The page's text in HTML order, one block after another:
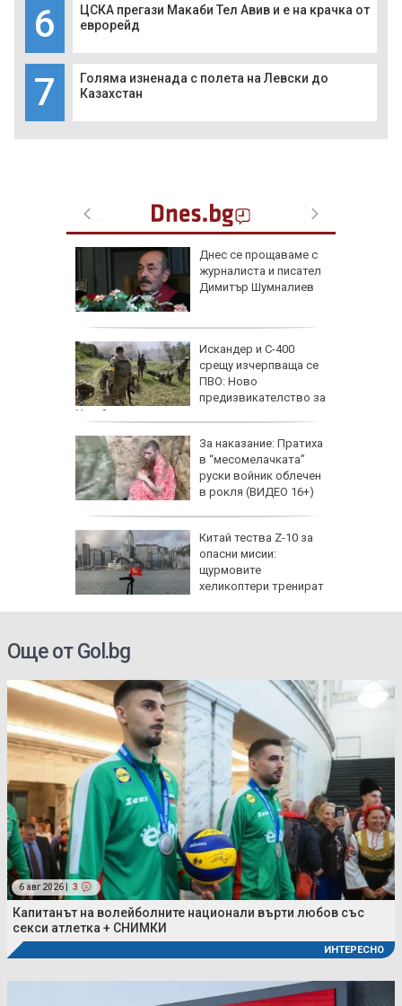
6
ЦСКА прегази Макаби Тел Авив и е на крачка от
еврорейд
7
Голяма изненада с полета на Левски до
Казахстан
Днес се прощаваме с
журналиста и писател
Димитър Шумналиев
Искандер и С-400
срещу изчерпваща се
ПВО: Ново
предизвикателство за
Украйна
За наказание: Пратиха
в “месомелачката”
руски войник облечен
в рокля (ВИДЕО 16+)
Китай тества Z-10 за
опасни мисии:
щурмовите
хеликоптери тренират
Още от Gol.bg
6 авг 2026 | 3
Капитанът на волейболните национали върти любов със
секси атлетка + СНИМКИ
ИНТЕРЕСНО